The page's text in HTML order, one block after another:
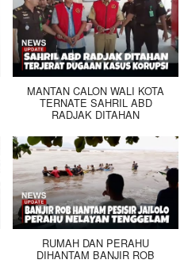
MANTAN CALON WALI KOTA
TERNATE SAHRIL ABD
RADJAK DITAHAN
RUMAH DAN PERAHU
DIHANTAM BANJIR ROB